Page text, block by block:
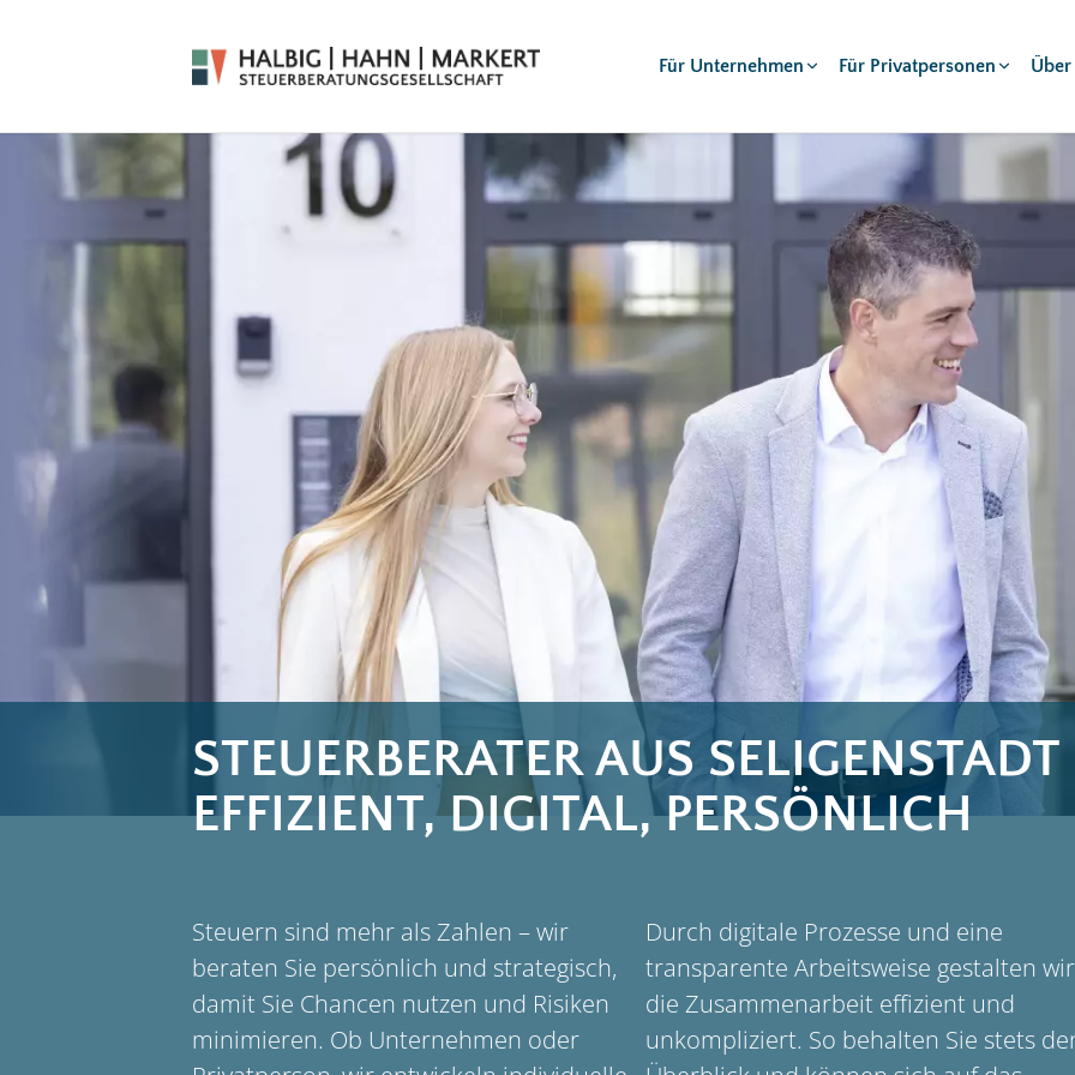
Für Unternehmen Für Privatpersonen
STEUERBERATER AUS
EFFIZIENT, DIGITAL, PERSÖNLICH
Steuern sind mehr als Zahlen – wir
beraten Sie persönlich und strategisch,
damit Sie Chancen nutzen und Risiken
minimieren. Ob Unternehmen oder
Durch digitale Prozesse und eine
transparente Arbeitsweise gestalten wir
die Zusammenarbeit effizient und
unkompliziert. So behalten Sie stets